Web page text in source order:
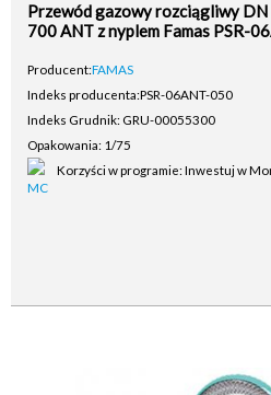
Przewód gazowy rozciągliwy DN
700 ANT z nyplem Famas PSR-
Producent:FAMAS
Indeks producenta:PSR-06ANT-050
Indeks Grudnik: GRU-00055300
Opakowania: 1/75
Korzyści w programie: Inwestuj w